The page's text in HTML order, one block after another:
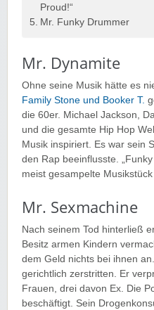
Proud!“
Mr. Funky Drummer
Mr. Dynamite
Ohne seine Musik hätte es
Family Stone und Booker T.
die 60er. Michael Jackson,
und die gesamte Hip Hop
Musik inspiriert. Es war sein
den Rap beeinflusste.
meist gesampelte
Mr. Sexmachine
Nach seinem Tod hinterließ
Besitz armen Kindern
dem Geld nichts bei ihnen
gerichtlich zerstritten. Er
Frauen, drei davon Ex. Die
beschäftigt. Sein